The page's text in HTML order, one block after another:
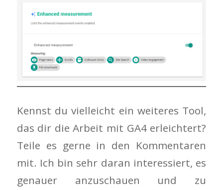
Kennst du vielleicht ein weiteres Tool,
das dir die Arbeit mit GA4 erleichtert?
Teile es gerne in den Kommentaren
mit. Ich bin sehr daran interessiert, es
genauer anzuschauen und zu